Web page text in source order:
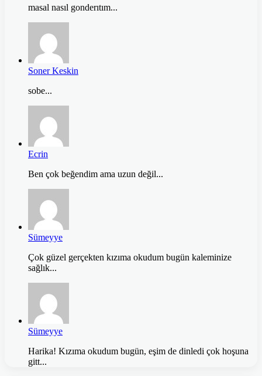
masal nasıl gonderıtım...
Soner Keskin
sobe...
Ecrin
Ben çok beğendim ama uzun değil...
Sümeyye
Çok güzel gerçekten kızıma okudum bugün kaleminize
sağlık...
Sümeyye
Harika! Kızıma okudum bugün, eşim de dinledi çok hoşuna
gitt...